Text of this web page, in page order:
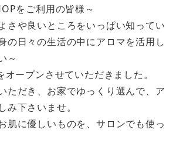
をご利用の皆様～
さや良いところをいっぱい知ってい
の日々の生活の中にアロマを活用し
～
ープンさせていただきました。
ただき、お家でゆっくり選んで、ア
み下さいませ。
肌に優しいものを、サロンでも使っ